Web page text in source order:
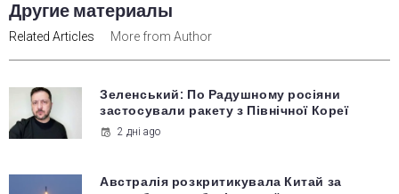
Другие материалы
Related Articles More from Author
Зеленський: По Радушному росіяни
застосували ракету з Північної Кореї
2 дні ago
Австралія розкритикувала Китай за